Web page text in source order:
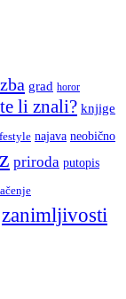
grad horor
li znali? knjige
najava neobično
priroda putopis
zanimljivosti